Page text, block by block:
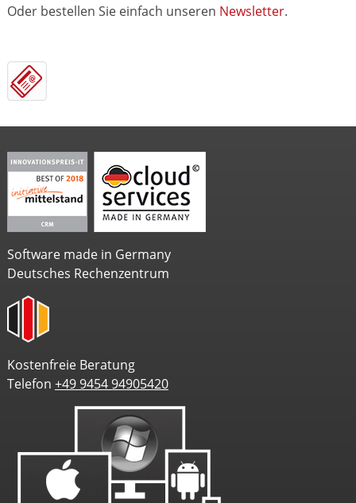
Oder bestellen Sie einfach unseren Newsletter.
Software made in Germany
Deutsches Rechenzentrum
Kostenfreie Beratung
Telefon +49 9454 94905420